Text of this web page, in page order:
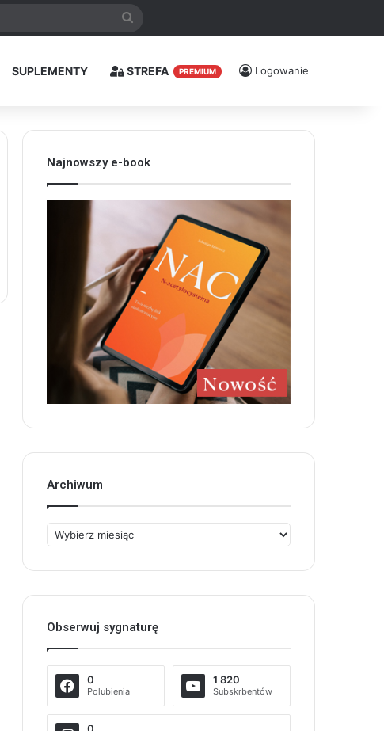
SUPLEMENTY STREFA PREMIUM Logowanie
Najnowszy e-book
Archiwum
Archiwum
Obserwuj sygnaturę
0
Polubienia
1 820
Subskrbentów
0